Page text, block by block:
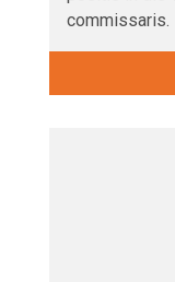
commissaris.